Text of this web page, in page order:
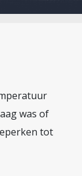
was of
tot